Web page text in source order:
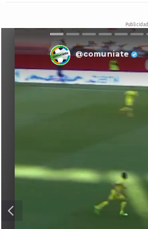
Publicidad
@comuniate